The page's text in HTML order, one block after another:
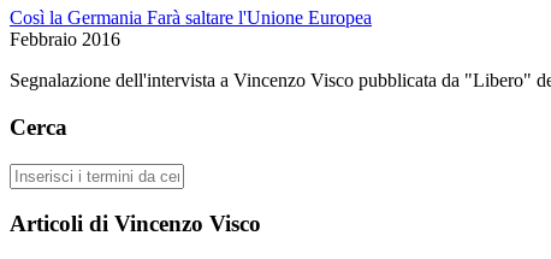
Così la Germania Farà saltare l'Unione Europea
Febbraio 2016
Segnalazione dell'intervista a Vincenzo Visco pubblicata da "Libero"
Cerca
Cerca
Articoli di Vincenzo Visco